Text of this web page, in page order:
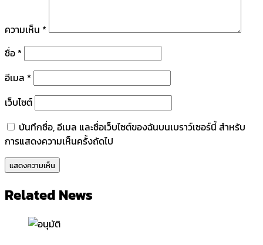
ความเห็น *
ชื่อ *
อีเมล *
เว็บไซต์
บันทึกชื่อ, อีเมล และชื่อเว็บไซต์ของฉันบนเบราว์เซอร์นี้ สำหรับ
การแสดงความเห็นครั้งถัดไป
Related News